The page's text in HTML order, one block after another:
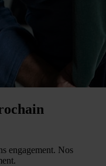
engagement. Nos